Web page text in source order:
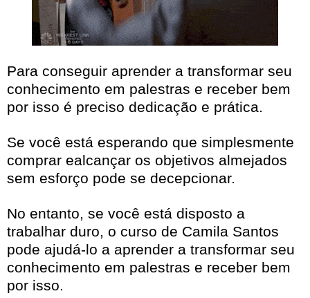
Para conseguir aprender a transformar seu
conhecimento em palestras e receber bem
por isso é preciso dedicação e prática.
Se você está esperando que simplesmente
comprar ealcançar os objetivos almejados
sem esforço pode se decepcionar.
No entanto, se você está disposto a
trabalhar duro, o curso de Camila Santos
pode ajudá-lo a aprender a transformar seu
conhecimento em palestras e receber bem
por isso.